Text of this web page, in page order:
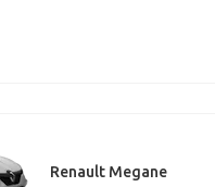
Renault Megane